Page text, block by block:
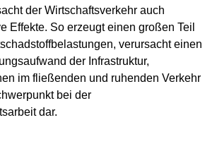
der Wirtschaftsverkehr auch
Effekte. So erzeugt einen großen Teil
verursacht einen
der Infrastruktur,
im fließenden und ruhenden Verkehr
bei der
dar.